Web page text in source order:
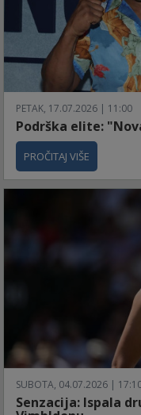
PETAK, 17.07.2026 | 11:00
Podrška elite:
PROČITAJ VIŠE
SUBOTA, 04.07.2026 |
Senzacija: Ispala